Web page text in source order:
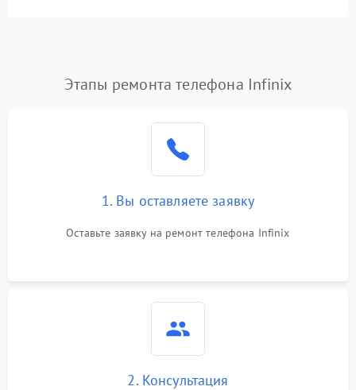
Этапы ремонта телефона Infinix
1. Вы оставляете заявку
Оставьте заявку на ремонт телефона Infinix
2. Консультация